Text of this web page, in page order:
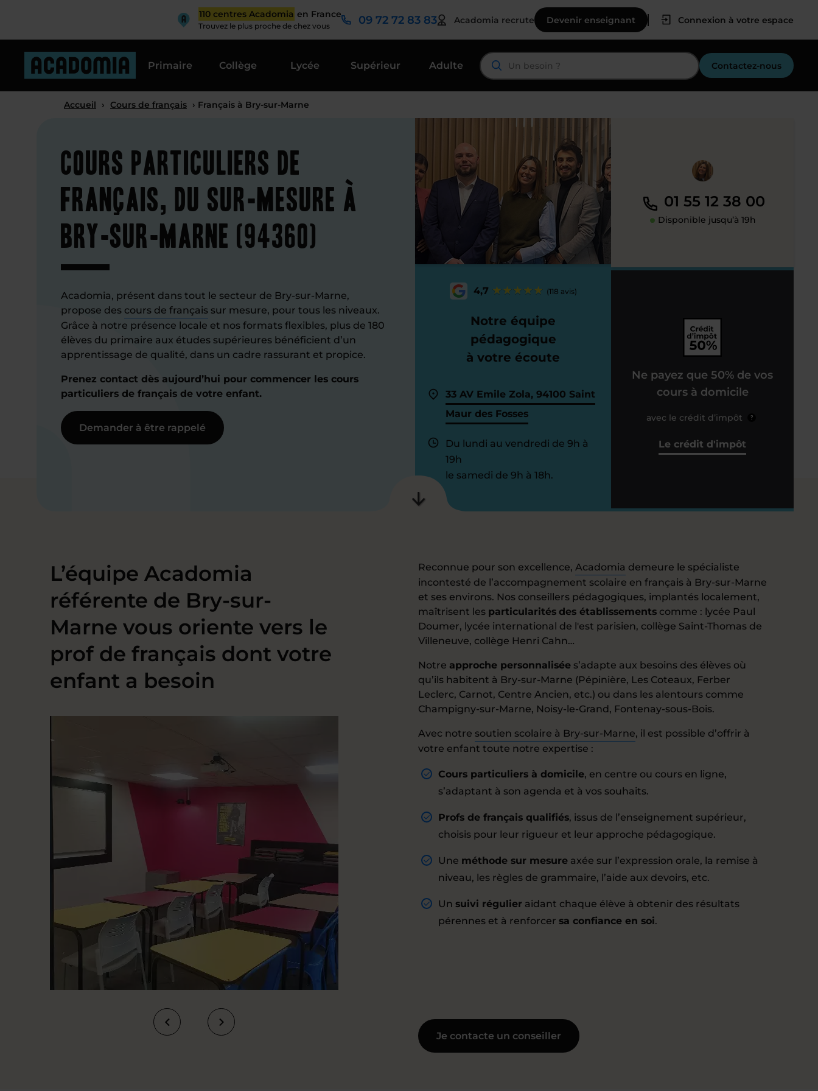
110 centres Acadomia en France
Trouvez le plus proche de chez vous 09 72 72 83 83 Acadomia recrute Devenir enseignant Connexion à votre espace
Primaire Collège Lycée Supérieur Adulte Contactez-nous
Accueil › Cours de français › Français à Bry-sur-Marne
Cours particuliers de
français, du sur-mesure à
Bry-sur-Marne (94360)
Acadomia, présent dans tout le secteur de Bry-sur-Marne,
propose des cours de français sur mesure, pour tous les niveaux.
Grâce à notre présence locale et nos formats flexibles, plus de 180
élèves du primaire aux études supérieures bénéficient d’un
apprentissage de qualité, dans un cadre rassurant et propice.
Prenez contact dès aujourd’hui pour commencer les cours
particuliers de français de votre enfant.
Demander à être rappelé
4,7 (118 avis)
Notre équipe
pédagogique
à votre écoute
33 AV Emile Zola, 94100 Saint
Maur des Fosses
Du lundi au vendredi de 9h à
19h
le samedi de 9h à 18h.
01 55 12 38 00
Disponible jusqu’à 19h
Ne payez que 50% de vos
cours à domicile
avec le crédit d’impôt ?
Le crédit d'impôt
L’équipe Acadomia
référente de Bry-sur-
Marne vous oriente vers le
prof de français dont votre
enfant a besoin
Reconnue pour son excellence, Acadomia demeure le spécialiste
incontesté de l’accompagnement scolaire en français à Bry-sur-Marne
et ses environs. Nos conseillers pédagogiques, implantés localement,
maîtrisent les particularités des établissements comme : lycée Paul
Doumer, lycée international de l'est parisien, collège Saint-Thomas de
Villeneuve, collège Henri Cahn…
Notre approche personnalisée s’adapte aux besoins des élèves où
qu’ils habitent à Bry-sur-Marne (Pépinière, Les Coteaux, Ferber
Leclerc, Carnot, Centre Ancien, etc.) ou dans les alentours comme
Champigny-sur-Marne, Noisy-le-Grand, Fontenay-sous-Bois.
Avec notre soutien scolaire à Bry-sur-Marne, il est possible d’offrir à
votre enfant toute notre expertise :
Cours particuliers à domicile, en centre ou cours en ligne,
s’adaptant à son agenda et à vos souhaits.
Profs de français qualifiés, issus de l’enseignement supérieur,
choisis pour leur rigueur et leur approche pédagogique.
Une méthode sur mesure axée sur l’expression orale, la remise à
niveau, les règles de grammaire, l’aide aux devoirs, etc.
Un suivi régulier aidant chaque élève à obtenir des résultats
pérennes et à renforcer sa confiance en soi.
Je contacte un conseiller